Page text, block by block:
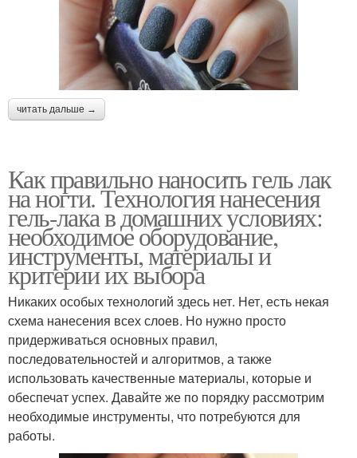
читать дальше →
Как правильно наносить гель лак
на ногти. Технология нанесения
гель-лака в домашних условиях:
необходимое оборудование,
инструменты, материалы и
критерии их выбора
Никаких особых технологий здесь нет. Нет, есть некая
схема нанесения всех слоев. Но нужно просто
придерживаться основных правил,
последовательностей и алгоритмов, а также
использовать качественные материалы, которые и
обеспечат успех. Давайте же по порядку рассмотрим
необходимые инструменты, что потребуются для
работы.